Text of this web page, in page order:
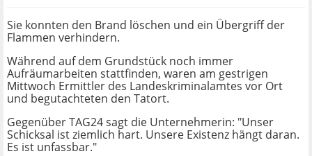
Sie konnten den Brand löschen und ein Übergriff der
Flammen verhindern.
Während auf dem Grundstück noch immer
Aufräumarbeiten stattfinden, waren am gestrigen
Mittwoch Ermittler des Landeskriminalamtes vor Ort
und begutachteten den Tatort.
Gegenüber TAG24 sagt die Unternehmerin: "Unser
Schicksal ist ziemlich hart. Unsere Existenz hängt daran.
Es ist unfassbar."